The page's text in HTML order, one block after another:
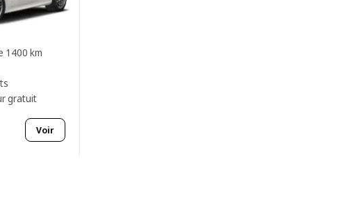
1400 km
gratuit
Voir